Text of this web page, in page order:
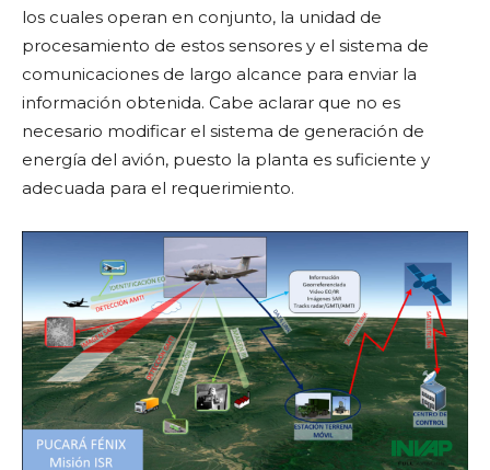
los cuales operan en conjunto, la unidad de
procesamiento de estos sensores y el sistema de
comunicaciones de largo alcance para enviar la
información obtenida. Cabe aclarar que no es
necesario modificar el sistema de generación de
energía del avión, puesto la planta es suficiente y
adecuada para el requerimiento.